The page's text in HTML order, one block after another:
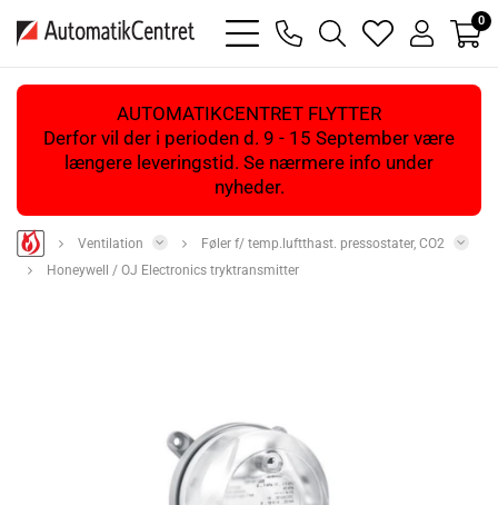
bars
light
phone
magnifying
glass
heart
light
user
light
0
AUTOMATIKCENTRET FLYTTER
Derfor vil der i perioden d. 9 - 15 September være
længere leveringstid. Se nærmere info under
nyheder.
Ventilation
Føler f/ temp.luftthast. pressostater, CO2
Honeywell / OJ Electronics tryktransmitter